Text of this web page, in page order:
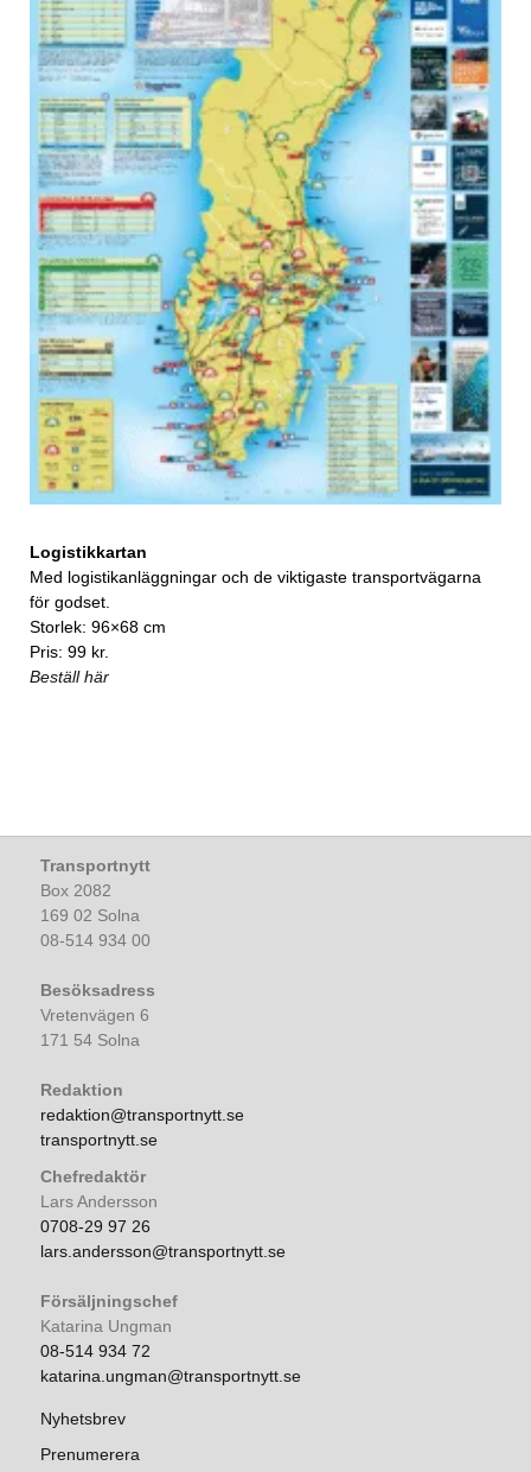
Logistikkartan
Med logistikanläggningar och de viktigaste transportvägarna
för godset.
Storlek: 96×68 cm
Pris: 99 kr.
Beställ här
Transportnytt
Box 2082
169 02 Solna
08-514 934 00
Besöksadress
Vretenvägen 6
171 54 Solna
Redaktion
redaktion@transportnytt.se
transportnytt.se
Chefredaktör
Lars Andersson
0708-29 97 26
lars.andersson@transportnytt.se
Försäljningschef
Katarina Ungman
08-514 934 72
katarina.ungman@transportnytt.se
Nyhetsbrev
Prenumerera